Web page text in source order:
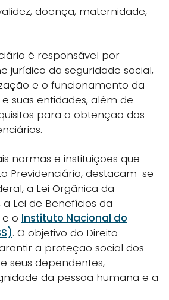
doença, maternidade,
é responsável por
jurídico da seguridade social,
e o funcionamento da
suas entidades, além de
para a obtenção dos
normas e instituições que
Previdenciário, destacam-se
a Lei Orgânica da
Lei de Benefícios da
e o Instituto Nacional do
. O objetivo do Direito
a proteção social dos
seus dependentes,
da pessoa humana e a